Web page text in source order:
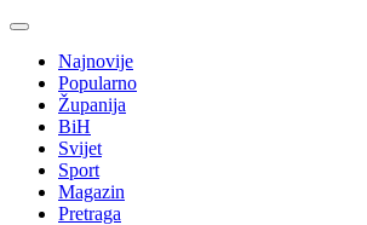
Najnovije
Popularno
Županija
BiH
Svijet
Sport
Magazin
Pretraga